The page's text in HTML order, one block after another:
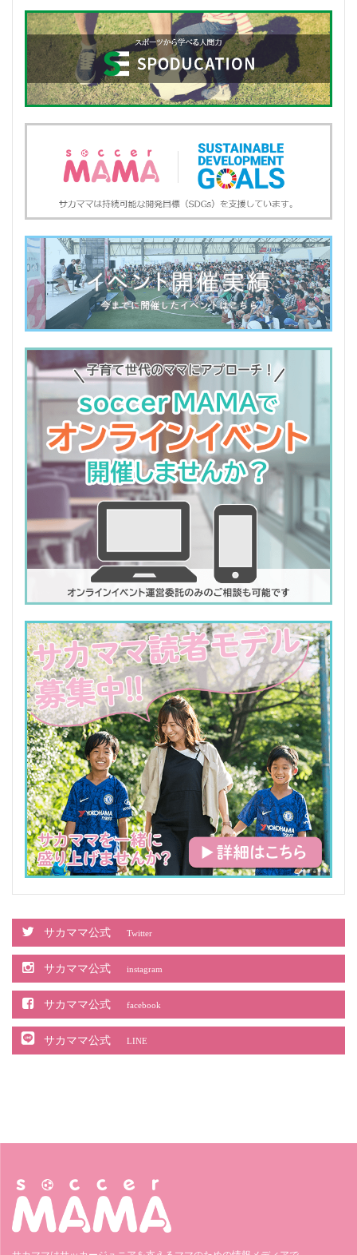
サカママ公式 Twitter
サカママ公式 instagram
サカママ公式 facebook
サカママ公式 LINE